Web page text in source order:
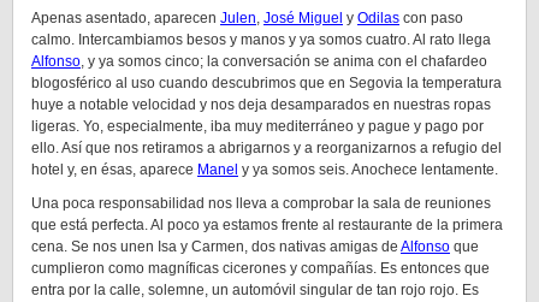
Apenas asentado, aparecen Julen, José Miguel y Odilas con paso
calmo. Intercambiamos besos y manos y ya somos cuatro. Al rato llega
Alfonso, y ya somos cinco; la conversación se anima con el chafardeo
blogosférico al uso cuando descubrimos que en Segovia la temperatura
huye a notable velocidad y nos deja desamparados en nuestras ropas
ligeras. Yo, especialmente, iba muy mediterráneo y pague y pago por
ello. Así que nos retiramos a abrigarnos y a reorganizarnos a refugio del
hotel y, en ésas, aparece Manel y ya somos seis. Anochece lentamente.
Una poca responsabilidad nos lleva a comprobar la sala de reuniones
que está perfecta. Al poco ya estamos frente al restaurante de la primera
cena. Se nos unen Isa y Carmen, dos nativas amigas de Alfonso que
cumplieron como magníficas cicerones y compañías. Es entonces que
entra por la calle, solemne, un automóvil singular de tan rojo rojo. Es